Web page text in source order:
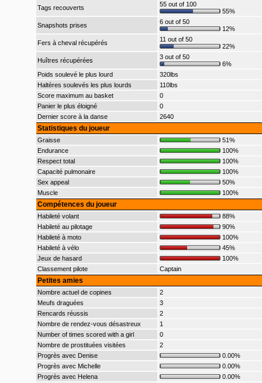
Tags recouverts
55 out of 100
55%
Snapshots prises
6 out of 50
12%
Fers à cheval récupérés
11 out of 50
22%
Huîtres récupérées
3 out of 50
6%
Poids soulevé le plus lourd
320lbs
Haltères soulevés les plus lourds
110lbs
Score maximum au basket
0
Panier le plus éloigné
0
Dernier score à la danse
2640
Statistiques du joueur
Graisse
51%
Endurance
100%
Respect total
100%
Capacité pulmonaire
100%
Sex appeal
50%
Muscle
100%
Compétences du joueur
Habileté volant
88%
Habileté au pilotage
90%
Habileté à moto
100%
Habileté à vélo
45%
Jeux de hasard
100%
Classement pilote
Captain
Petites amies
Nombre actuel de copines
2
Meufs draguées
3
Rencards réussis
2
Nombre de rendez-vous désastreux
1
Number of times scored with a girl
0
Nombre de prostituées visitées
2
Progrès avec Denise
0.00%
Progrès avec Michelle
0.00%
Progrès avec Helena
0.00%